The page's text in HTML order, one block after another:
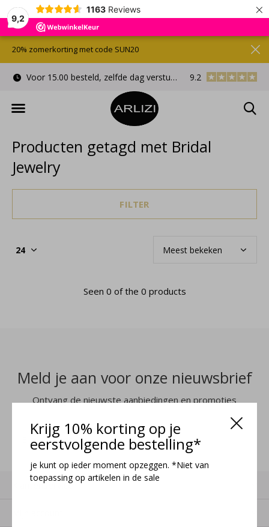
9,2
1163 Reviews ×
Krijg 10% korting op je
eerstvolgende bestelling*
je kunt op ieder moment opzeggen. *Niet van
toepassing op artikelen in de sale
Voor 15.00 besteld, zelfde dag verstuurd Gratis
9.2
20% zomerkorting met code SUN20
Producten getagd met Bridal
Jewelry
FILTER
Seen 0 of the 0 products
Meld je aan voor onze nieuwsbrief
Ontvang de nieuwste aanbiedingen en promoties
MELD JE AAN
Klantenservice